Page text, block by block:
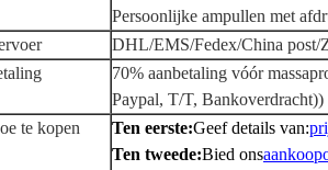
Persoonlijke ampullen met
DHL/EMS/Fedex/China post/
70% aanbetaling vóór
Paypal, T/T, Bankoverdracht))
te kopen Ten eerste:Geef details van:
Ten tweede:Bied ons